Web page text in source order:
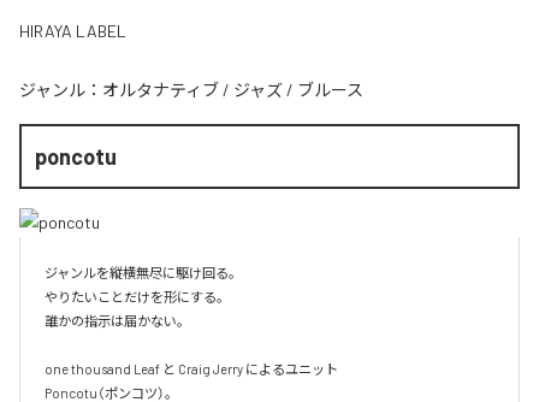
HIRAYA LABEL
ジャンル： オルタナティブ / ジャズ / ブルース
poncotu
ジャンルを縦横無尽に駆け回る。
やりたいことだけを形にする。
誰かの指示は届かない。
one thousand Leaf と Craig Jerry によるユニット
Poncotu（ポンコツ）。